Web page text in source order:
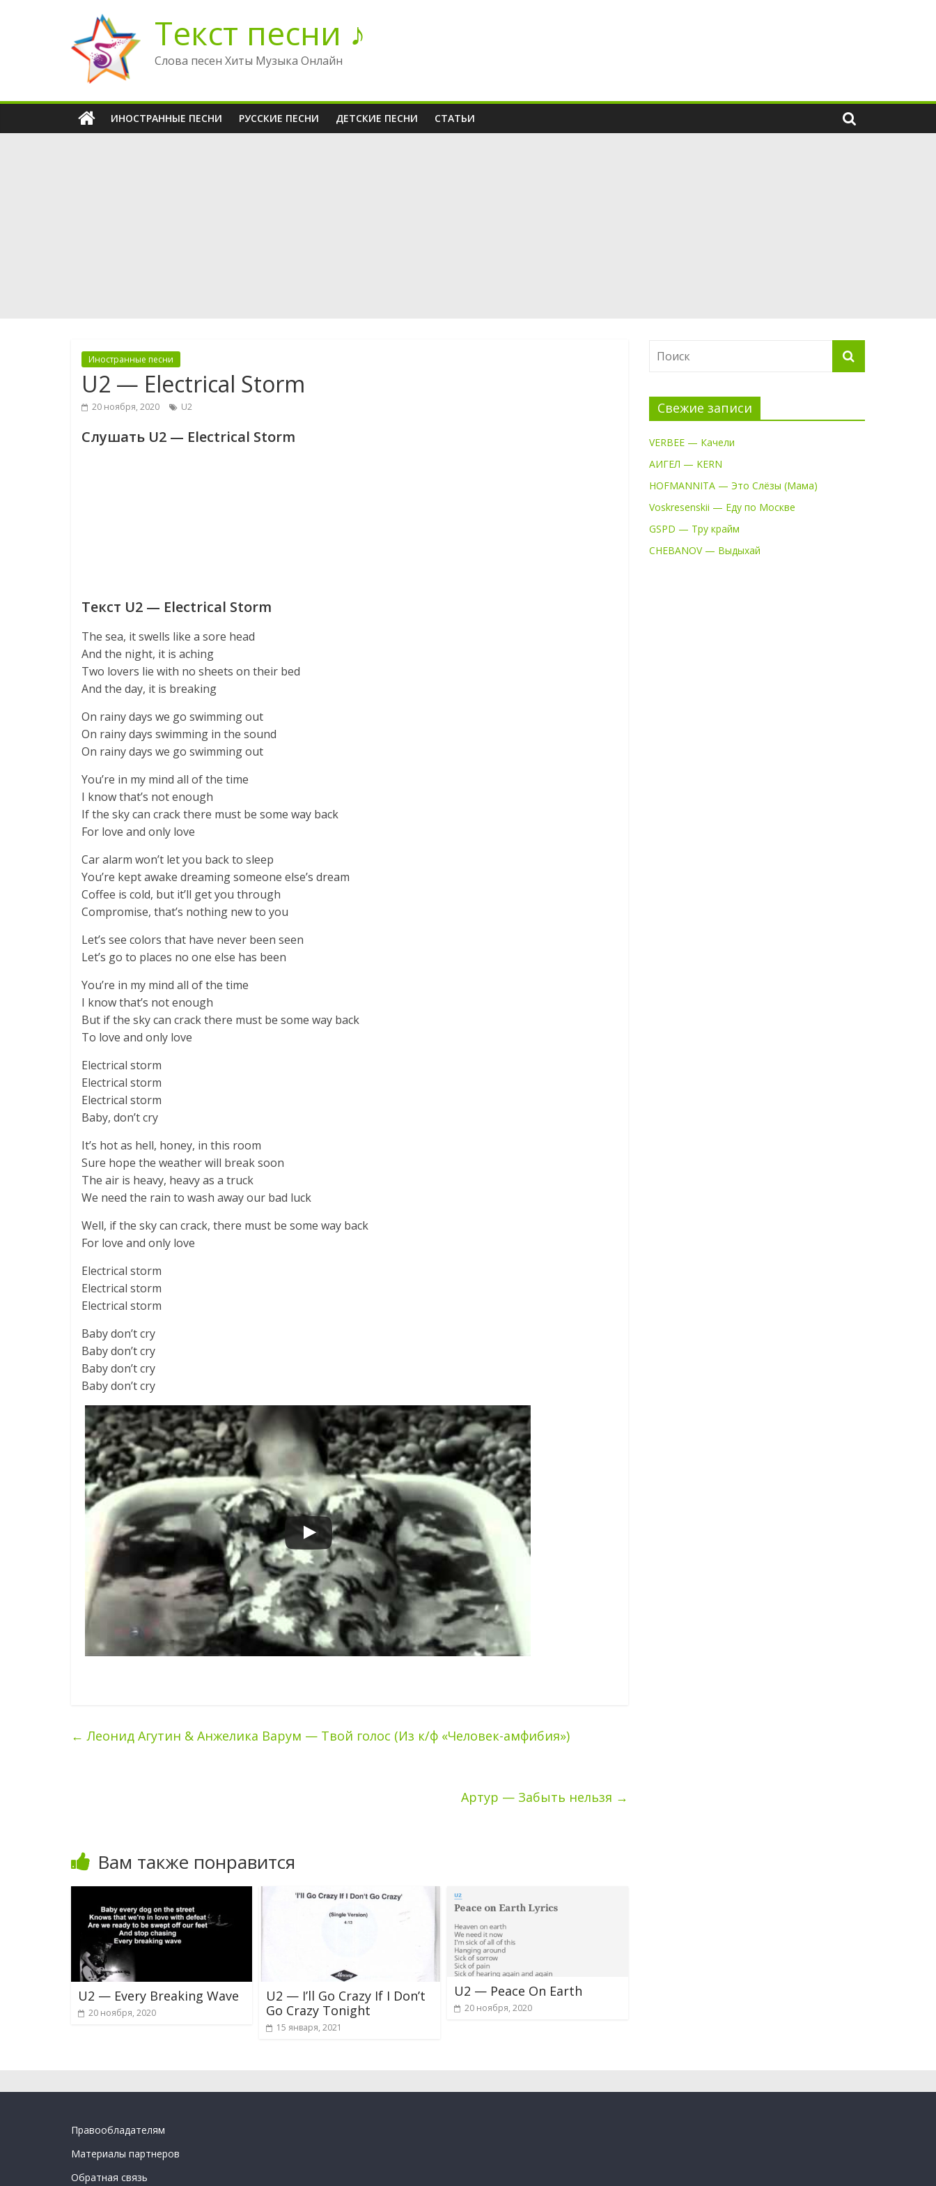
содержимому
Текст песни ♪
Слова песен Хиты Музыка Онлайн
ИНОСТРАННЫЕ ПЕСНИ РУССКИЕ ПЕСНИ ДЕТСКИЕ ПЕСНИ СТАТЬИ
Иностранные песни
U2 — Electrical Storm
20 ноября, 2020 U2
Слушать U2 — Electrical Storm
Текст U2 — Electrical Storm
The sea, it swells like a sore head
And the night, it is aching
Two lovers lie with no sheets on their bed
And the day, it is breaking
On rainy days we go swimming out
On rainy days swimming in the sound
On rainy days we go swimming out
You’re in my mind all of the time
I know that’s not enough
If the sky can crack there must be some way back
For love and only love
Car alarm won’t let you back to sleep
You’re kept awake dreaming someone else’s dream
Coffee is cold, but it’ll get you through
Compromise, that’s nothing new to you
Let’s see colors that have never been seen
Let’s go to places no one else has been
You’re in my mind all of the time
I know that’s not enough
But if the sky can crack there must be some way back
To love and only love
Electrical storm
Electrical storm
Electrical storm
Baby, don’t cry
It’s hot as hell, honey, in this room
Sure hope the weather will break soon
The air is heavy, heavy as a truck
We need the rain to wash away our bad luck
Well, if the sky can crack, there must be some way back
For love and only love
Electrical storm
Electrical storm
Electrical storm
Baby don’t cry
Baby don’t cry
Baby don’t cry
Baby don’t cry
← Леонид Агутин & Анжелика Варум — Твой голос (Из к/ф «Человек-амфибия»)
Артур — Забыть нельзя →
Вам также понравится
U2 — Every Breaking Wave
20 ноября, 2020
U2 — I’ll Go Crazy If I Don’t
Go Crazy Tonight
15 января, 2021
U2 — Peace On Earth
20 ноября, 2020
Свежие записи
VERBEE — Качели
АИГЕЛ — KERN
HOFMANNITA — Это Слёзы (Мама)
Voskresenskii — Еду по Москве
GSPD — Тру крайм
CHEBANOV — Выдыхай
Правообладателям
Материалы партнеров
Обратная связь